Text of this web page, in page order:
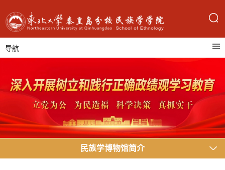
导航
民族学博物馆简介